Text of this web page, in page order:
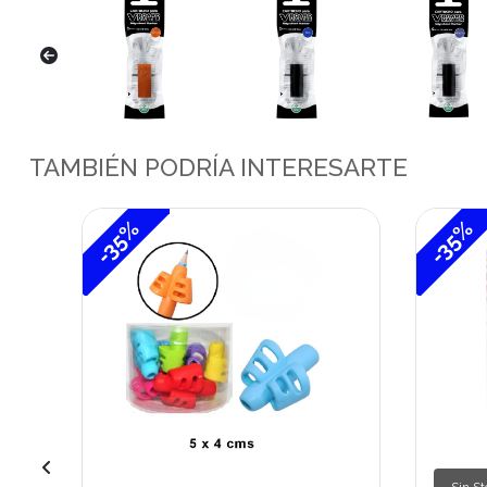
TAMBIÉN PODRÍA INTERESARTE
-35% -35%